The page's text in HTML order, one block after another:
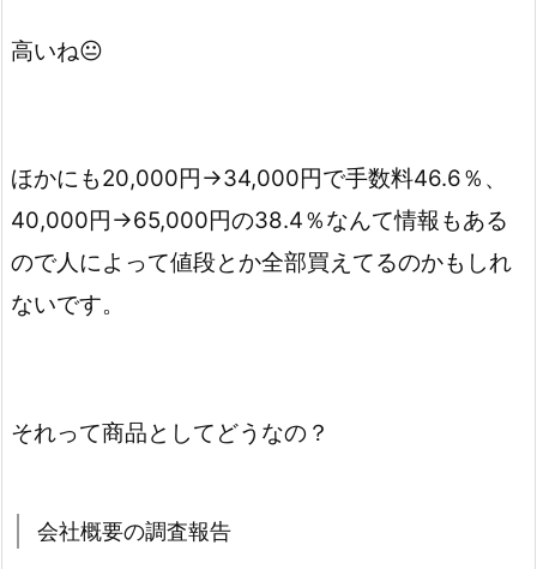
高いね😐
ほかにも20,000円→34,000円で手数料46.6％、
40,000円→65,000円の38.4％なんて情報もある
ので人によって値段とか全部買えてるのかもしれ
ないです。
それって商品としてどうなの？
会社概要の調査報告